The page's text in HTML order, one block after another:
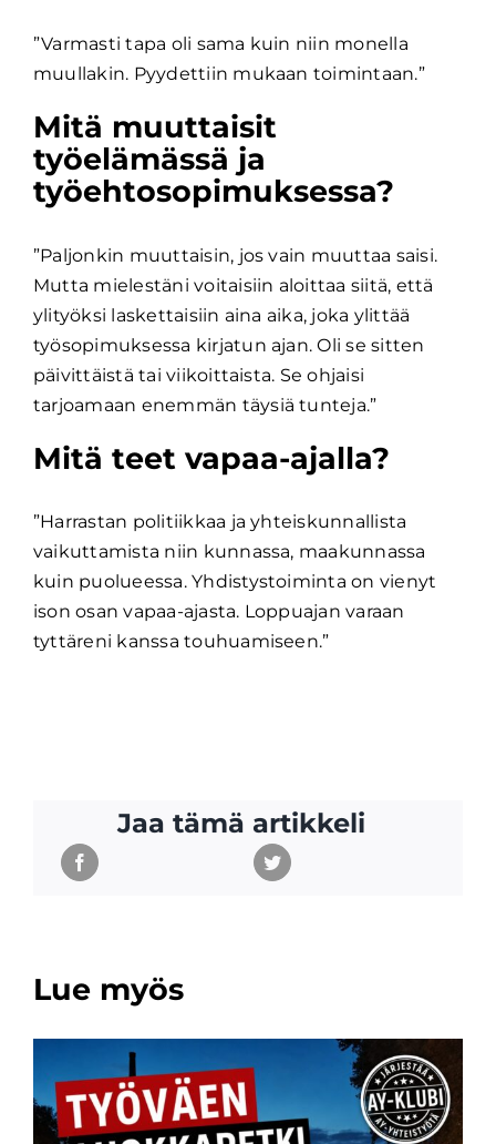
”Varmasti tapa oli sama kuin niin monella
muullakin. Pyydettiin mukaan toimintaan.”
Mitä muuttaisit
työelämässä ja
työehtosopimuksessa?
”Paljonkin muuttaisin, jos vain muuttaa saisi.
Mutta mielestäni voitaisiin aloittaa siitä, että
ylityöksi laskettaisiin aina aika, joka ylittää
työsopimuksessa kirjatun ajan. Oli se sitten
päivittäistä tai viikoittaista. Se ohjaisi
tarjoamaan enemmän täysiä tunteja.”
Mitä teet vapaa-ajalla?
”Harrastan politiikkaa ja yhteiskunnallista
vaikuttamista niin kunnassa, maakunnassa
kuin puolueessa. Yhdistystoiminta on vienyt
ison osan vapaa-ajasta. Loppuajan varaan
tyttäreni kanssa touhuamiseen.”
Jaa tämä artikkeli
Lue myös